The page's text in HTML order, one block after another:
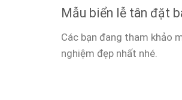
Mẫu biển lễ tân đặt
Các bạn đang tham khảo
nghiệm đẹp nhất nhé.